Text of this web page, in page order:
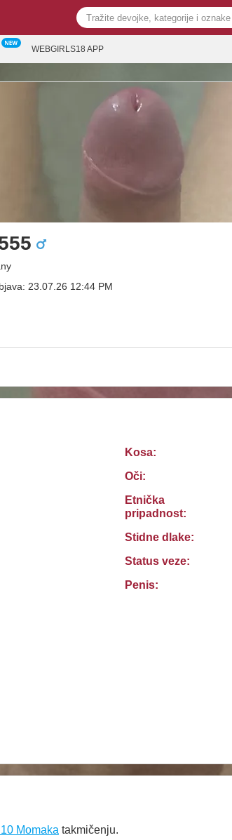
WEBGIRLS18 APP
23.07.26 12:44 PM
Kosa:
Oči:
Etnička
pripadnost:
Stidne dlake:
Status veze:
Penis:
Momaka takmičenju.